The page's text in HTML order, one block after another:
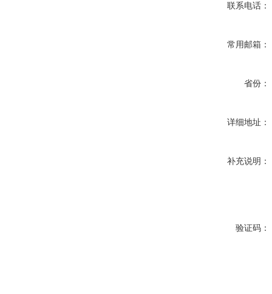
联系电话：
常用邮箱：
省份：
详细地址：
补充说明：
验证码：